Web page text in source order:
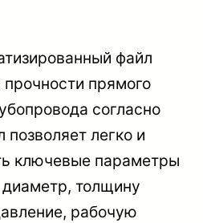
файл
прямого
согласно
легко и
ключевые параметры
толщину
рабочую